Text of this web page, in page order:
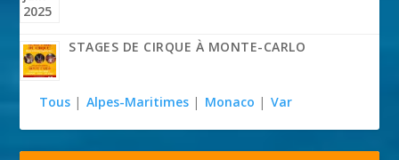
STAGES DE CIRQUE À MONTE-CARLO
Tous | Alpes-Maritimes | Monaco | Var